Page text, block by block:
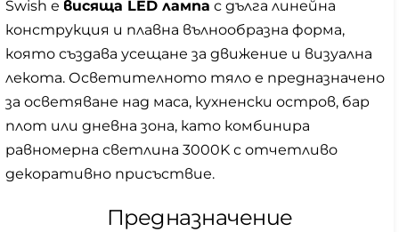
Swish е висяща LED лампа с дълга линейна
конструкция и плавна вълнообразна форма,
която създава усещане за движение и визуална
лекота. Осветителното тяло е предназначено
за осветяване над маса, кухненски остров, бар
плот или дневна зона, като комбинира
равномерна светлина 3000K с отчетливо
декоративно присъствие.
Предназначение